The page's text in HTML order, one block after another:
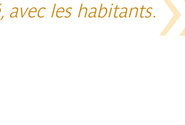
avec les habitants.